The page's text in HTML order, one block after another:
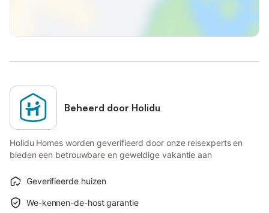
Beheerd door Holidu
Holidu Homes worden geverifieerd door onze reisexperts en
bieden een betrouwbare en geweldige vakantie aan
Geverifieerde huizen
We-kennen-de-host garantie